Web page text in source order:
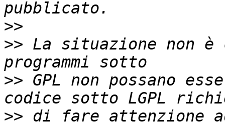
>>
>> La situazione non è
>> GPL non possano
>> di fare attenzione